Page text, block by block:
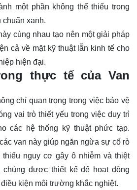
một phần không thể thiếu trong
xanh.
cùng nhau tạo nên một giải pháp
cả về mặt kỹ thuật lẫn kinh tế cho
hiện đại.
thực tế của Van
chỉ quan trọng trong việc bảo vệ
vai trò thiết yếu trong việc duy trì
các hệ thống kỹ thuật phức tạp.
van này giúp ngăn ngừa sự cố rò
thiểu nguy cơ gây ô nhiễm và thiệt
được thiết kế để hoạt động
kiện môi trường khắc nghiệt.